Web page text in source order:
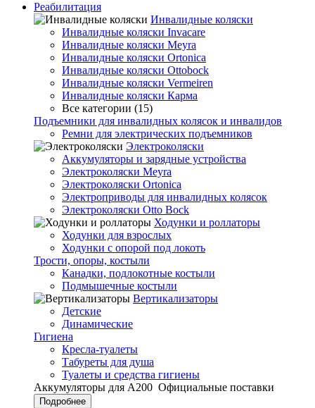
Реабилитация
Инвалидные коляски
Инвалидные коляски Invacare
Инвалидные коляски Meyra
Инвалидные коляски Ortonica
Инвалидные коляски Ottobock
Инвалидные коляски Vermeiren
Инвалидные коляски Карма
Все категории (15)
Подъемники для инвалидных колясок и инвалидов
Ремни для электрических подъемников
Электроколяски
Аккумуляторы и зарядные устройства
Электроколяски Meyra
Электроколяски Ortonica
Электроприводы для инвалидных колясок
Электроколяски Otto Bock
Ходунки и роллаторы
Ходунки для взрослых
Ходунки с опорой под локоть
Трости, опоры, костыли
Канадки, подлокотные костыли
Подмышечные костыли
Вертикализаторы
Детские
Динамические
Гигиена
Кресла-туалеты
Табуреты для душа
Туалеты и средства гигиены
Аккумуляторы для А200 Официальные поставки
Подробнее